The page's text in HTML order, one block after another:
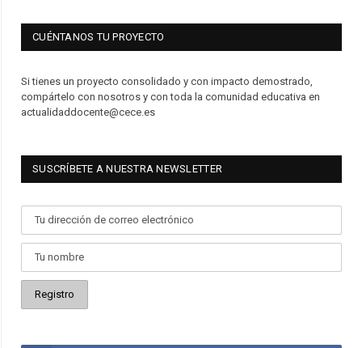
CUÉNTANOS TU PROYECTO
Si tienes un proyecto consolidado y con impacto demostrado,
compártelo con nosotros y con toda la comunidad educativa en
actualidaddocente@cece.es
SUSCRÍBETE A NUESTRA NEWSLETTER